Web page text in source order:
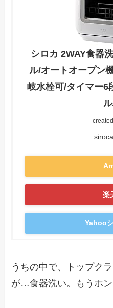
シロカ 2WAY食器
ル/オートオープン
岐水栓可/タイマー6
楽
Yahoo
うちの中で、トップク
が…食器洗い。もうホン